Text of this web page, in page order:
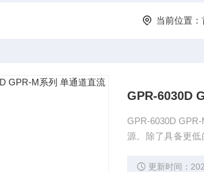
当前位置：
GPR-6030D
GPR-6030D GPR-M系列 单通道直流电源 GPR-M 系列是一款单路输出、180W的线性直流电
源。除了具备更
向极性保护以及
更新时间：